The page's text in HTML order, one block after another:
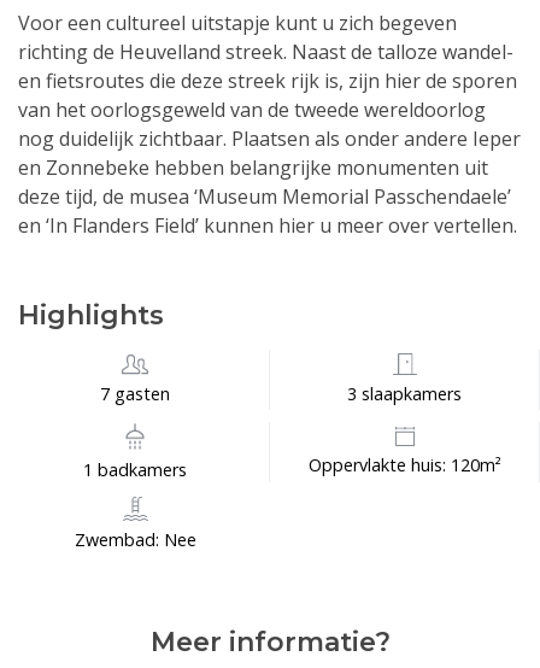
Voor een cultureel uitstapje kunt u zich begeven
richting de Heuvelland streek. Naast de talloze wandel-
en fietsroutes die deze streek rijk is, zijn hier de sporen
van het oorlogsgeweld van de tweede wereldoorlog
nog duidelijk zichtbaar. Plaatsen als onder andere Ieper
en Zonnebeke hebben belangrijke monumenten uit
deze tijd, de musea ‘Museum Memorial Passchendaele’
en ‘In Flanders Field’ kunnen hier u meer over vertellen.
Highlights
7 gasten 3 slaapkamers
1 badkamers Oppervlakte huis: 120m²
Zwembad: Nee
Meer informatie?